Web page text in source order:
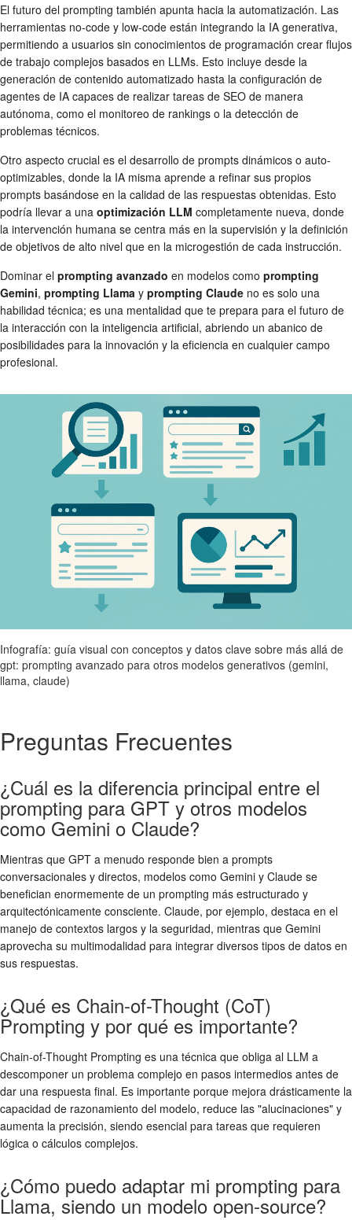
El futuro del prompting también apunta hacia la automatización. Las
herramientas no-code y low-code están integrando la IA generativa,
permitiendo a usuarios sin conocimientos de programación crear flujos
de trabajo complejos basados en LLMs. Esto incluye desde la
generación de contenido automatizado hasta la configuración de
agentes de IA capaces de realizar tareas de SEO de manera
autónoma, como el monitoreo de rankings o la detección de
problemas técnicos.
Otro aspecto crucial es el desarrollo de prompts dinámicos o auto-
optimizables, donde la IA misma aprende a refinar sus propios
prompts basándose en la calidad de las respuestas obtenidas. Esto
podría llevar a una optimización LLM completamente nueva, donde
la intervención humana se centra más en la supervisión y la definición
de objetivos de alto nivel que en la microgestión de cada instrucción.
Dominar el prompting avanzado en modelos como prompting
Gemini, prompting Llama y prompting Claude no es solo una
habilidad técnica; es una mentalidad que te prepara para el futuro de
la interacción con la inteligencia artificial, abriendo un abanico de
posibilidades para la innovación y la eficiencia en cualquier campo
profesional.
Infografía: guía visual con conceptos y datos clave sobre más allá de
gpt: prompting avanzado para otros modelos generativos (gemini,
llama, claude)
Preguntas Frecuentes
¿Cuál es la diferencia principal entre el
prompting para GPT y otros modelos
como Gemini o Claude?
Mientras que GPT a menudo responde bien a prompts
conversacionales y directos, modelos como Gemini y Claude se
benefician enormemente de un prompting más estructurado y
arquitectónicamente consciente. Claude, por ejemplo, destaca en el
manejo de contextos largos y la seguridad, mientras que Gemini
aprovecha su multimodalidad para integrar diversos tipos de datos en
sus respuestas.
¿Qué es Chain-of-Thought (CoT)
Prompting y por qué es importante?
Chain-of-Thought Prompting es una técnica que obliga al LLM a
descomponer un problema complejo en pasos intermedios antes de
dar una respuesta final. Es importante porque mejora drásticamente la
capacidad de razonamiento del modelo, reduce las "alucinaciones" y
aumenta la precisión, siendo esencial para tareas que requieren
lógica o cálculos complejos.
¿Cómo puedo adaptar mi prompting para
Llama, siendo un modelo open-source?